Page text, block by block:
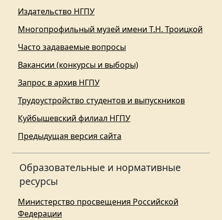
Издательство НГПУ
Многопрофильный музей имени Т.Н. Троицкой
Часто задаваемые вопросы
Вакансии (конкурсы и выборы)
Запрос в архив НГПУ
Трудоустройство студентов и выпускников
Куйбышевский филиал НГПУ
Предыдущая версия сайта
Образовательные и нормативные
ресурсы
Министерство просвещения Российской
Федерации